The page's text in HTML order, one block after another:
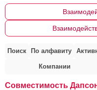
Поиск По алфавиту
Компании
Совместимость